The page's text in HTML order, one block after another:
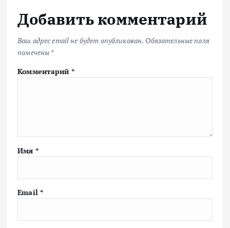
Добавить комментарий
Ваш адрес email не будет опубликован. Обязательные поля
помечены *
Комментарий *
Имя *
Email *